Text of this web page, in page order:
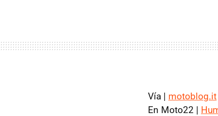
Vía | motoblog.it
En Moto22 |